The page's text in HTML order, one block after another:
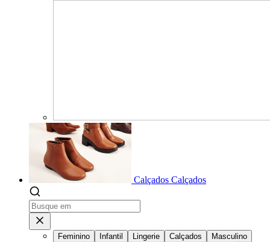
Calçados Calçados
Feminino Infantil Lingerie Calçados
Masculino